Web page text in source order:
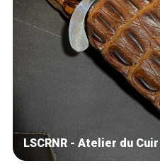
LSCRNR - Atelier du Cuir